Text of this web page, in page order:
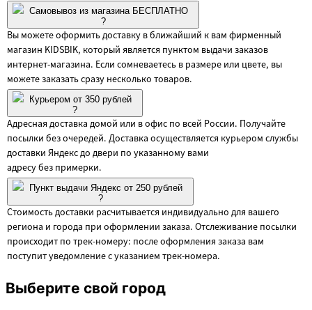
Самовывоз из магазина БЕСПЛАТНО
?
Вы можете оформить доставку в ближайший к вам фирменный
магазин KIDSBIK, который является пунктом выдачи заказов
интернет-магазина. Если сомневаетесь в размере или цвете, вы
можете заказать сразу несколько товаров.
Курьером от 350 рублей
?
Адресная доставка домой или в офис по всей России. Получайте
посылки без очередей. Доставка осуществляется курьером службы
доставки Яндекс до двери по указанному вами
адресу без примерки.
Пункт выдачи Яндекс от 250 рублей
?
Стоимость доставки расчитывается индивидуально для вашего
региона и города при оформлении заказа. Отслеживание посылки
происходит по трек-номеру: после оформления заказа вам
поступит уведомление с указанием трек-номера.
Выберите свой город